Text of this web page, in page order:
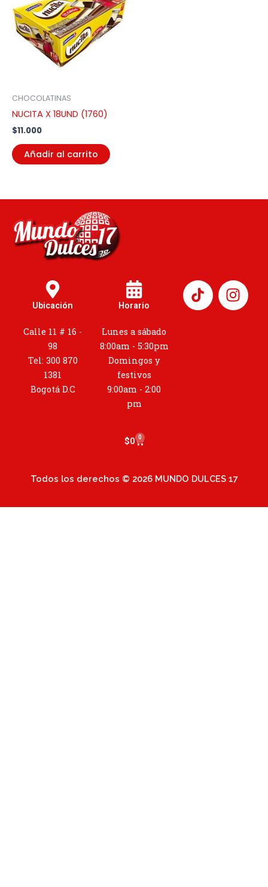
CHOCOLATINAS
NUCITA X 18UND (1760)
$11.000
Añadir al carrito
Ubicación
Calle 11 # 16 -
98
Tel: 300 870
1381
Bogotá D.C
Horario
Lunes a sábado
8:00am - 5:30pm
Domingos y
festivos
9:00am - 2:00
pm
I
n
s
$0 0
Cart
Todos los derechos © 2026 MUNDO DULCES 17